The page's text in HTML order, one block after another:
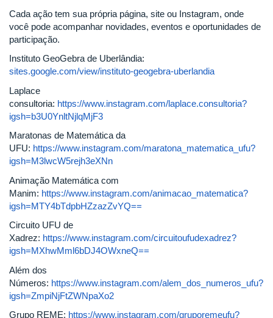
Cada ação tem sua própria página, site ou Instagram, onde
você pode acompanhar novidades, eventos e oportunidades de
participação.
Instituto GeoGebra de Uberlândia:
sites.google.com/view/instituto-geogebra-uberlandia
Laplace
consultoria: https://www.instagram.com/laplace.consultoria?
igsh=b3U0YnltNjlqMjF3
Maratonas de Matemática da
UFU: https://www.instagram.com/maratona_matematica_ufu?
igsh=M3lwcW5rejh3eXNn
Animação Matemática com
Manim: https://www.instagram.com/animacao_matematica?
igsh=MTY4bTdpbHZzazZvYQ==
Circuito UFU de
Xadrez: https://www.instagram.com/circuitoufudexadrez?
igsh=MXhwMml6bDJ4OWxneQ==
Além dos
Números: https://www.instagram.com/alem_dos_numeros_ufu?
igsh=ZmpiNjFtZWNpaXo2
Grupo REME: https://www.instagram.com/gruporemeufu?